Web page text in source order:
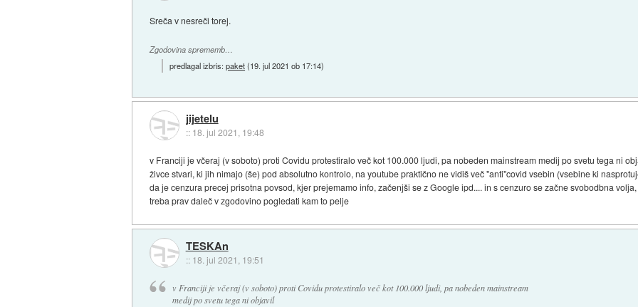
Sreča v nesreči torej.
Zgodovina sprememb…
predlagal izbris:paket(19. jul 2021 ob 17:14)
jijetelu
:: 18. jul 2021, 19:48
v Franciji je včeraj (v soboto) proti Covidu protestiralo več kot 100.000 ljudi, pa nobeden mainstream medij po svetu tega ni
živce stvari, ki jih nimajo (še) pod absolutno kontrolo, na youtube praktično ne vidiš več "anti"covid vsebin (vsebine ki
da je cenzura precej prisotna povsod, kjer prejemamo info, začenjši se z Google ipd.... in s cenzuro se začne svobodbna
treba prav daleč v zgodovino pogledati kam to pelje
TESKAn
:: 18. jul 2021, 19:51
v Franciji je včeraj (v soboto) proti Covidu protestiralo več kot 100.000 ljudi, pa nobeden mainstream
medij po svetu tega ni objavil